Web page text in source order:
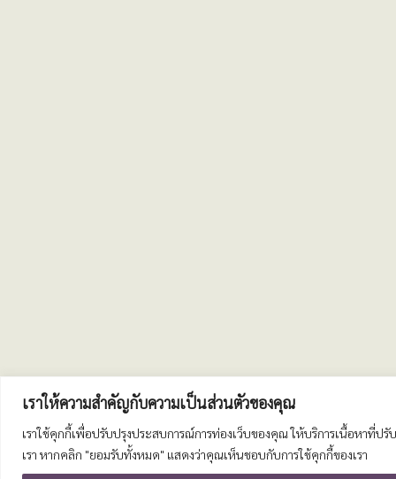
เราให้ความสำคัญกับความเป็นส่วนตัวของคุณ
เราใช้คุกกี้เพื่อปรับปรุงประสบการณ์การท่องเว็บของคุณ ให้บริการเนื้อหาที่ป
เรา หากคลิก "ยอมรับทั้งหมด" แสดงว่าคุณเห็นชอบกับการใช้คุกกี้ของเรา